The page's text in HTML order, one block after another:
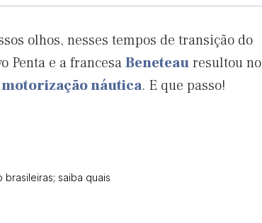
olhos, nesses tempos de transição do
Penta e a francesaBeneteauresultou no
motorização náutica. E que passo!
saiba quais